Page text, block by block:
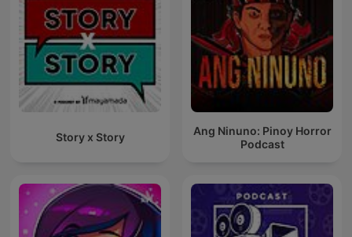
Story x Story
Ang Ninuno: Pinoy Horror
Podcast